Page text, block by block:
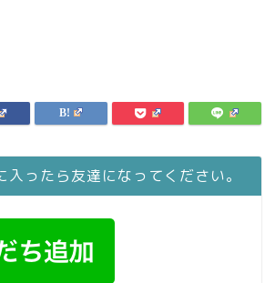
入ったら友達になってください。